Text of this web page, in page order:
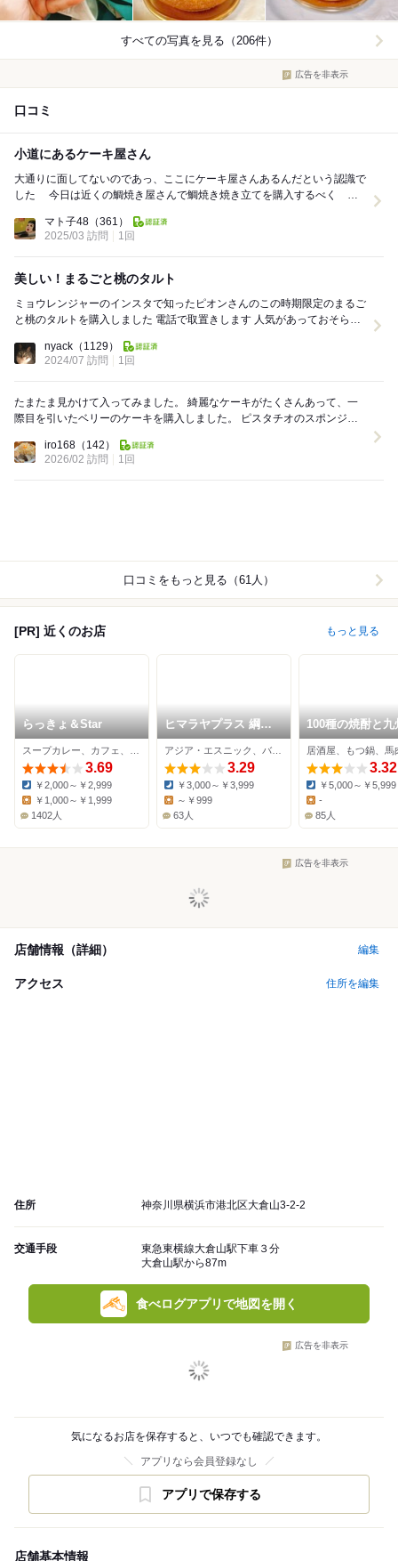
すべての写真を見る（206件）
広告を非表示
口コミ
小道にあるケーキ屋さん
大通りに面してないのであっ、ここにケーキ屋さんあるんだという認識で
した 今日は近くの鯛焼き屋さんで鯛焼き焼き立てを購入するべく 待
マト子48 （361）
2025/03 訪問
1回
美しい！まるごと桃のタルト
ミョウレンジャーのインスタで知ったピオンさんのこの時期限定のまるご
と桃のタルトを購入しました 電話で取置きします 人気があっておそらく
nyack （1129）
2024/07 訪問
1回
たまたま見かけて入ってみました。 綺麗なケーキがたくさんあって、一
際目を引いたベリーのケーキを購入しました。 ピスタチオのスポンジと
iro168 （142）
2026/02 訪問
1回
口コミをもっと見る（61人）
[PR] 近くのお店 もっと見る
らっきょ＆Star
3.69
Dinner:
￥2,000～￥2,999
￥1,000～￥1,999
1402人
ヒマラヤプラス 綱島
駅前店
3.29
Dinner:
￥3,000～￥3,999
Lunch:
～￥999
63人
100種の焼酎と九
理 日吉あまね
居酒屋、もつ鍋、馬
3.32
Dinner:
￥5,000～￥5,999
Lunch:
-
85人
広告を非表示
店舗情報（詳細） 編集
アクセス 住所を編集
住所 神奈川県横浜市港北区大倉山3-2-2
交通手段
東急東横線大倉山駅下車３分
大倉山駅から87m
食べログアプリで地図を開く
広告を非表示
気になるお店を保存すると、いつでも確認できます。
アプリなら会員登録なし
アプリで保存する
店舗基本情報